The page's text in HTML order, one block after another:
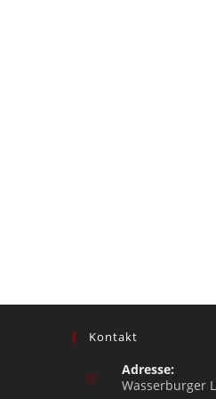
Kontakt
Adresse:
Wasserburger